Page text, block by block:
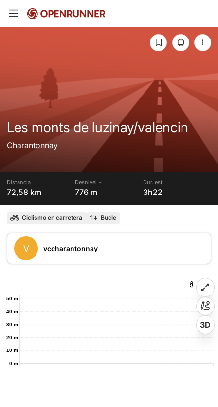
Les monts de luzinay/valencin
Charantonnay
Distancia
72,58 km
Desnivel +
776 m
Dur. est.
3h22
Ciclismo en carretera Bucle
V vccharantonnay
0 m
10 m
20 m
30 m
40 m
50 m
3D